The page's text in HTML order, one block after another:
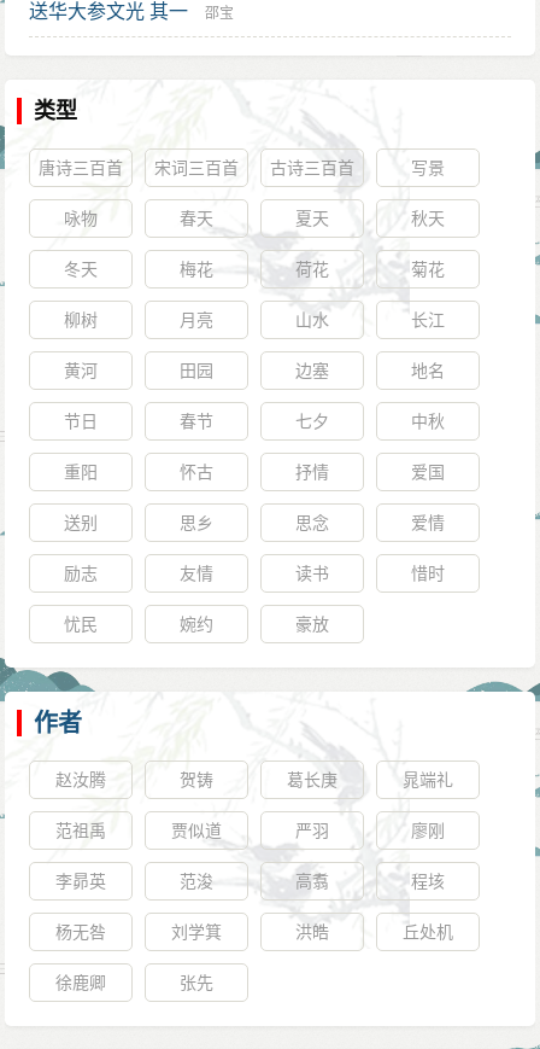
送华大参文光 其一 邵宝
类型
唐诗三百首 宋词三百首 古诗三百首 写景
咏物 春天 夏天 秋天
冬天 梅花 荷花 菊花
柳树 月亮 山水 长江
黄河 田园 边塞 地名
节日 春节 七夕 中秋
重阳 怀古 抒情 爱国
送别 思乡 思念 爱情
励志 友情 读书 惜时
忧民 婉约 豪放
作者
赵汝腾 贺铸 葛长庚 晁端礼
范祖禹 贾似道 严羽 廖刚
李昴英 范浚 高翥 程垓
杨无咎 刘学箕 洪皓 丘处机
徐鹿卿 张先